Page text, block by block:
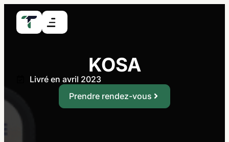
KOSA
Livré en avril 2023
Prendre rendez-vous